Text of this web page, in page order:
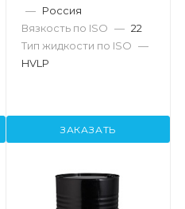
— Россия
Вязкость по ISO — 22
Тип жидкости по ISO —
HVLP
ЗАКАЗАТЬ